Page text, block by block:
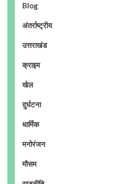
Blog
अंतर्राष्ट्रीय
उत्तराखंड
क्राइम
खेल
दुर्घटना
धार्मिक
मनोरंजन
मौसम